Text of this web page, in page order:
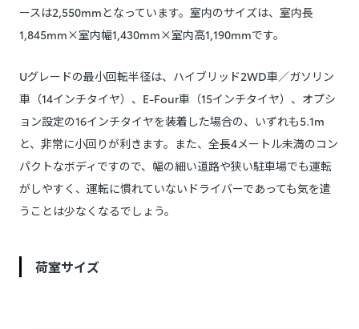
ースは2,550mmとなっています。室内のサイズは、室内長
1,845mm×室内幅1,430mm×室内高1,190mmです。
Uグレードの最小回転半径は、ハイブリッド2WD車／ガソリン
車（14インチタイヤ）、E-Four車（15インチタイヤ）、オプシ
ョン設定の16インチタイヤを装着した場合の、いずれも5.1m
と、非常に小回りが利きます。また、全長4メートル未満のコン
パクトなボディですので、幅の細い道路や狭い駐車場でも運転
がしやすく、運転に慣れていないドライバーであっても気を遣
うことは少なくなるでしょう。
荷室サイズ